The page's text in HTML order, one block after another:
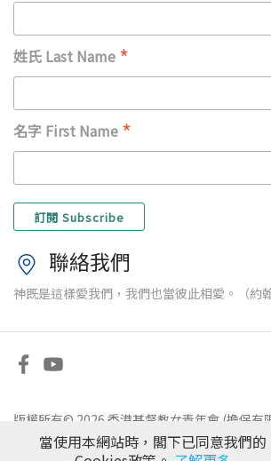
姓氏 Last Name *
名字 First Name *
聯絡我們
神既是這樣愛我們，我們也當彼此相愛。（約翰
版權所有© 2026 香港基督教女青年會 (擔保有
免責條款|私隱政策
當使用本網站時，閣下已同意我們的